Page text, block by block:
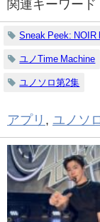
関連キーワード
Sneak Peek: NOIR
ユノTime Machine
ユノソロ第2集
アプリ , ユノソ